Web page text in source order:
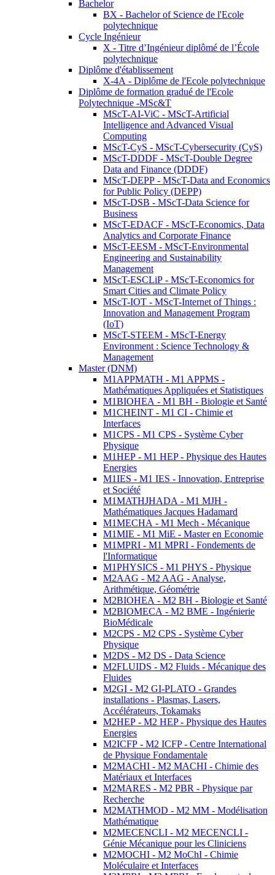
Bachelor
BX - Bachelor of Science de l'Ecole
polytechnique
Cycle Ingénieur
X - Titre d’Ingénieur diplômé de l’École
polytechnique
Diplôme d'établissement
X-4A - Diplôme de l'Ecole polytechnique
Diplôme de formation gradué de l'Ecole
Polytechnique -MSc&T
MScT-AI-ViC - MScT-Artificial
Intelligence and Advanced Visual
Computing
MScT-CyS - MScT-Cybersecurity (CyS)
MScT-DDDF - MScT-Double Degree
Data and Finance (DDDF)
MScT-DEPP - MScT-Data and Economics
for Public Policy (DEPP)
MScT-DSB - MScT-Data Science for
Business
MScT-EDACF - MScT-Economics, Data
Analytics and Corporate Finance
MScT-EESM - MScT-Environmental
Engineering and Sustainability
Management
MScT-ESCLiP - MScT-Economics for
Smart Cities and Climate Policy
MScT-IOT - MScT-Internet of Things :
Innovation and Management Program
(IoT)
MScT-STEEM - MScT-Energy
Environment : Science Technology &
Management
Master (DNM)
M1APPMATH - M1 APPMS -
Mathématiques Appliquées et Statistiques
M1BIOHEA - M1 BH - Biologie et Santé
M1CHEINT - M1 CI - Chimie et
Interfaces
M1CPS - M1 CPS - Système Cyber
Physique
M1HEP - M1 HEP - Physique des Hautes
Energies
M1IES - M1 IES - Innovation, Entreprise
et Société
M1MATHJHADA - M1 MJH -
Mathématiques Jacques Hadamard
M1MECHA - M1 Mech - Mécanique
M1MIE - M1 MiE - Master en Economie
M1MPRI - M1 MPRI - Fondements de
l'Informatique
M1PHYSICS - M1 PHYS - Physique
M2AAG - M2 AAG - Analyse,
Arithmétique, Géométrie
M2BIOHEA - M2 BH - Biologie et Santé
M2BIOMECA - M2 BME - Ingénierie
BioMédicale
M2CPS - M2 CPS - Système Cyber
Physique
M2DS - M2 DS - Data Science
M2FLUIDS - M2 Fluids - Mécanique des
Fluides
M2GI - M2 GI-PLATO - Grandes
installations - Plasmas, Lasers,
Accélérateurs, Tokamaks
M2HEP - M2 HEP - Physique des Hautes
Energies
M2ICFP - M2 ICFP - Centre International
de Physique Fondamentale
M2MACHI - M2 MACHI - Chimie des
Matériaux et Interfaces
M2MARES - M2 PBR - Physique par
Recherche
M2MATHMOD - M2 MM - Modélisation
Mathématique
M2MECENCLI - M2 MECENCLI -
Génie Mécanique pour les Cliniciens
M2MOCHI - M2 MoChI - Chimie
Moléculaire et Interfaces